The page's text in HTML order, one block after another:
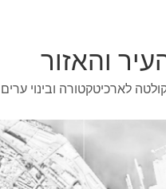
והאזור
לארכיטקטורה ובינוי ערים